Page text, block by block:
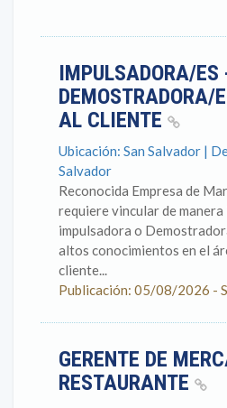
IMPULSADORA/ES
DEMOSTRADORA/
AL CLIENTE
Ubicación: San Salvador |
Salvador
Reconocida Empresa de
requiere vincular de manera
impulsadora o
altos conocimientos en el
cliente...
Publicación: 05/08/2026 -
GERENTE DE
RESTAURANTE